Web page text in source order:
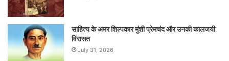
साहित्य के अमर शिल्पकार मुंशी प्रेमचंद और उनकी कालजयी
विरासत
July 31, 2026